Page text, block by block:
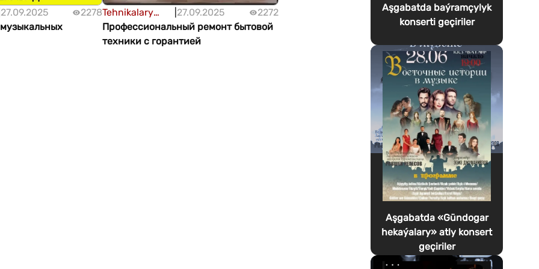
27.09.2025
2278Tehnikalary
abatlamak
27.09.2025
2272
Профессиональный ремонт бытовой
техники с горантией
Aşgabatda baýramçylyk
konserti geçiriler
Aşgabatda «Gündogar
hekaýalary» atly konsert
geçiriler